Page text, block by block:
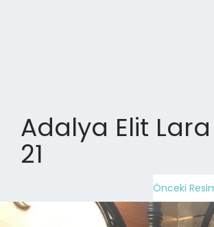
Adalya Elit
21
Önceki